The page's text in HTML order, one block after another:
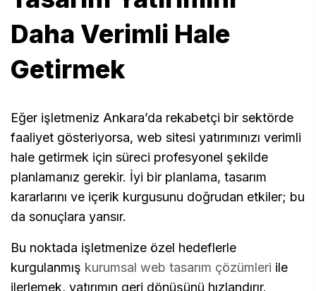
Daha Verimli Hale
Getirmek
Eğer işletmeniz Ankara’da rekabetçi bir sektörde
faaliyet gösteriyorsa, web sitesi yatırımınızı verimli
hale getirmek için süreci profesyonel şekilde
planlamanız gerekir. İyi bir planlama, tasarım
kararlarını ve içerik kurgusunu doğrudan etkiler; bu
da sonuçlara yansır.
Bu noktada işletmenize özel hedeflerle
kurgulanmış kurumsal web tasarım çözümleri ile
ilerlemek, yatırımın geri dönüşünü hızlandırır.